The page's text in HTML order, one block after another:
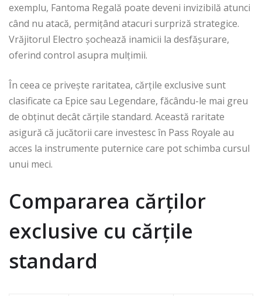
exemplu, Fantoma Regală poate deveni invizibilă atunci
când nu atacă, permițând atacuri surpriză strategice.
Vrăjitorul Electro șochează inamicii la desfășurare,
oferind control asupra mulțimii.
În ceea ce privește raritatea, cărțile exclusive sunt
clasificate ca Epice sau Legendare, făcându-le mai greu
de obținut decât cărțile standard. Această raritate
asigură că jucătorii care investesc în Pass Royale au
acces la instrumente puternice care pot schimba cursul
unui meci.
Compararea cărților
exclusive cu cărțile
standard